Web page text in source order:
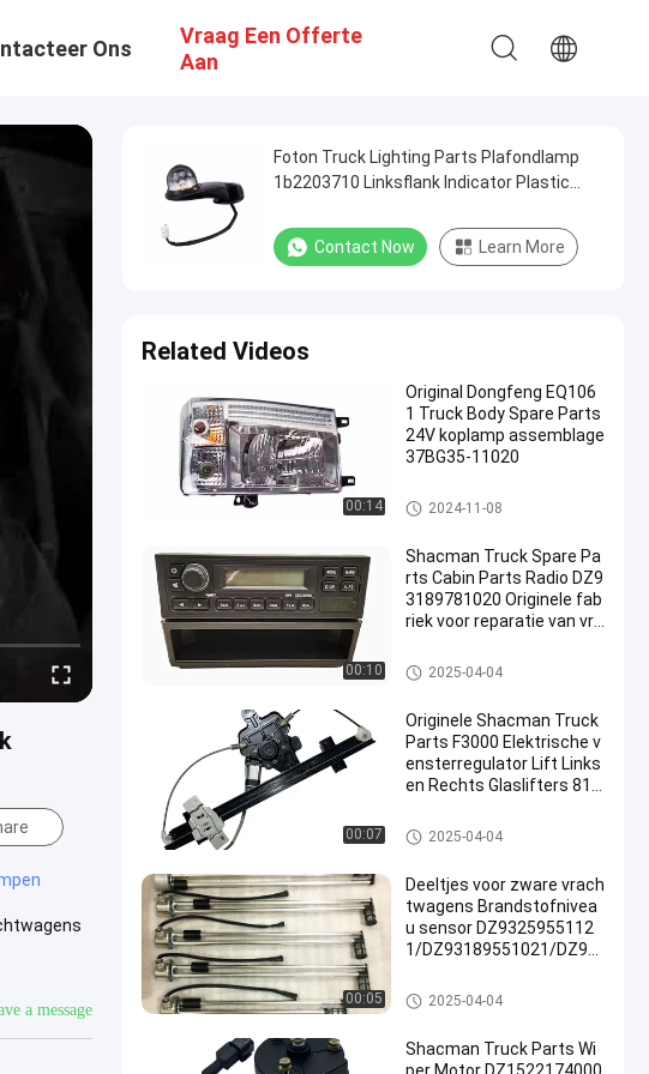
Ons
Vraag Een Offerte
Aan
a message
Foton Truck Lighting Parts Plafondlamp
1b2203710 Linksflank Indicator Plastic
Contact Now Learn More
Related Videos
00:14
Original Dongfeng EQ106
1 Truck Body Spare Parts
24V koplamp assemblage
37BG35-11020
De Delen van de vrachtwagenv
erlichting
2024-11-08
00:10
Shacman Truck Spare Pa
rts Cabin Parts Radio DZ9
3189781020 Originele fab
riek voor reparatie van vra
De Vervangstukken van de Sh
acmanvrachtwagen
2025-04-04
00:07
Originele Shacman Truck
Parts F3000 Elektrische v
ensterregulator Lift Links
en Rechts Glaslifters 81.6
s
De Vervangstukken van de Sh
acmanvrachtwagen
2025-04-04
00:05
Deeltjes voor zware vrach
twagens Brandstofnivea
u sensor DZ9325955112
1/DZ93189551021/DZ93
n Truck vervanging
De Vervangstukken van de Sh
acmanvrachtwagen
2025-04-04
Shacman Truck Parts Wi